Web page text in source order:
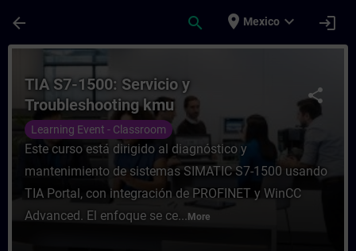
arrow_back search place Mexico expand_more login
Course - TIA S7-1500: Servicio y
share
TIA S7-1500: Servicio y
Troubleshooting kmu
Learning Event - Classroom
Este curso está dirigido al diagnóstico y
mantenimiento de sistemas SIMATIC S7-1500 usando
TIA Portal, con integración de PROFINET y WinCC
Advanced. El enfoque se ce... More